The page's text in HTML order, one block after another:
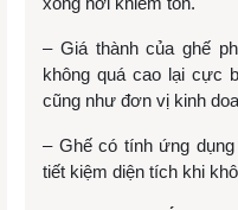
– Giá thành của ghế
không quá cao lại cực
cũng như đơn vị kinh
– Ghế có tính ứng
tiết kiệm diện tích khi